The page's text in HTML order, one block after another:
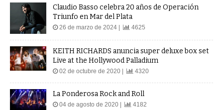
Claudio Basso celebra 20 años de Operación
Triunfo en Mar del Plata
26 de marzo de 2024 | 4625
KEITH RICHARDS anuncia super deluxe box set
Live at the Hollywood Palladium
02 de octubre de 2020 | 4320
La Ponderosa Rock and Roll
04 de agosto de 2020 | 4182